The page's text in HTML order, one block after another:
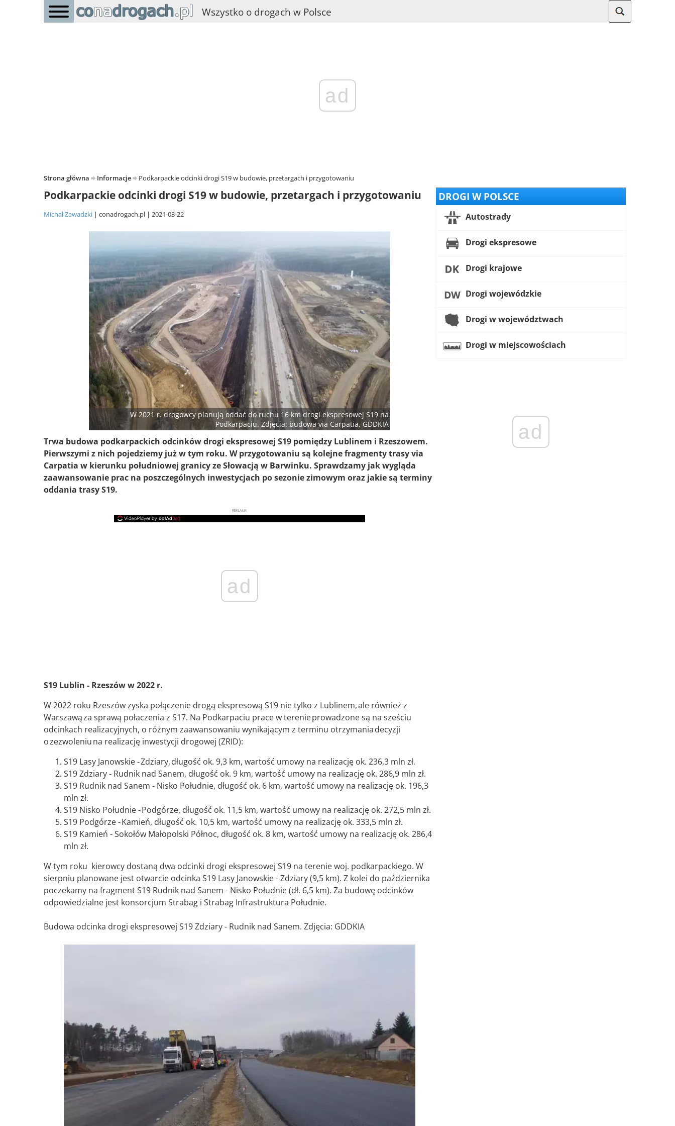
Wszystko o drogach w Polsce
ad
Strona główna Informacje Podkarpackie odcinki drogi S19 w budowie, przetargach i przygotowaniu
Podkarpackie odcinki drogi S19 w budowie, przetargach i przygotowaniu
Michał Zawadzki conadrogach.pl 2021-03-22
W 2021 r. drogowcy planują oddać do ruchu 16 km drogi ekspresowej S19 na
Podkarpaciu. Zdjęcia: budowa via Carpatia, GDDKIA
Trwa budowa podkarpackich odcinków drogi ekspresowej S19 pomiędzy Lublinem i Rzeszowem.
Pierwszymi z nich pojedziemy już w tym roku. W przygotowaniu są kolejne fragmenty trasy via
Carpatia w kierunku południowej granicy ze Słowacją w Barwinku. Sprawdzamy jak wygląda
zaawansowanie prac na poszczególnych inwestycjach po sezonie zimowym oraz jakie są terminy
oddania trasy S19.
REKLAMA
ad
S19 Lublin - Rzeszów w 2022 r.
W 2022 roku Rzeszów zyska połączenie drogą ekspresową S19 nie tylko z Lublinem, ale również z
Warszawą za sprawą połaczenia z S17. Na Podkarpaciu prace w terenie prowadzone są na sześciu
odcinkach realizacyjnych, o różnym zaawansowaniu wynikającym z terminu otrzymania decyzji
o zezwoleniu na realizację inwestycji drogowej (ZRID):
S19 Lasy Janowskie - Zdziary, długość ok. 9,3 km, wartość umowy na realizację ok. 236,3 mln zł.
S19 Zdziary - Rudnik nad Sanem, długość ok. 9 km, wartość umowy na realizację ok. 286,9 mln zł.
S19 Rudnik nad Sanem - Nisko Południe, długość ok. 6 km, wartość umowy na realizację ok. 196,3
mln zł.
S19 Nisko Południe - Podgórze, długość ok. 11,5 km, wartość umowy na realizację ok. 272,5 mln zł.
S19 Podgórze - Kamień, długość ok. 10,5 km, wartość umowy na realizację ok. 333,5 mln zł.
S19 Kamień - Sokołów Małopolski Północ, długość ok. 8 km, wartość umowy na realizację ok. 286,4
mln zł.
W tym roku kierowcy dostaną dwa odcinki drogi ekspresowej S19 na terenie woj. podkarpackiego. W
sierpniu planowane jest otwarcie odcinka S19 Lasy Janowskie - Zdziary (9,5 km). Z kolei do października
poczekamy na fragment S19 Rudnik nad Sanem - Nisko Południe (dł. 6,5 km). Za budowę odcinków
odpowiedzialne jest konsorcjum Strabag i Strabag Infrastruktura Południe.
Budowa odcinka drogi ekspresowej S19 Zdziary - Rudnik nad Sanem. Zdjęcia: GDDKIA
DROGI W POLSCE
Autostrady
Drogi ekspresowe
Drogi krajowe
Drogi wojewódzkie
Drogi w województwach
Drogi w miejscowościach
ad